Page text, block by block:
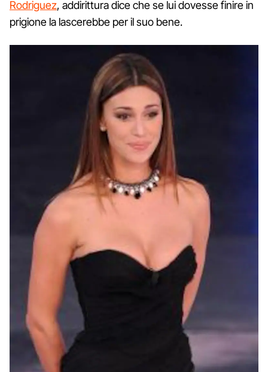
Rodriguez, addirittura dice che se lui dovesse finire in
prigione la lascerebbe per il suo bene.